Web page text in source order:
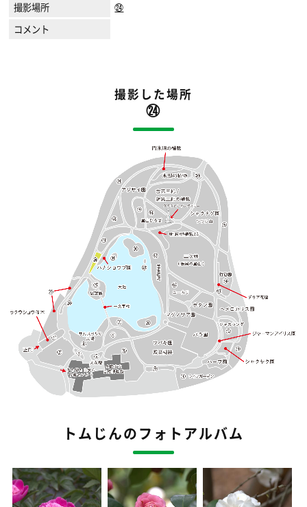
撮影場所
㉔
コメント
撮影した場所
㉔
トムじんのフォトアルバム